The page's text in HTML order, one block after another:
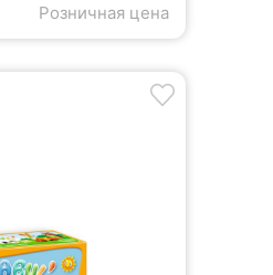
Розничная цена